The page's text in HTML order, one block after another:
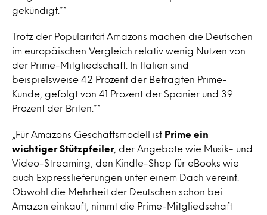
gekündigt.**
Trotz der Popularität Amazons machen die Deutschen
im europäischen Vergleich relativ wenig Nutzen von
der Prime-Mitgliedschaft. In Italien sind
beispielsweise 42 Prozent der Befragten Prime-
Kunde, gefolgt von 41 Prozent der Spanier und 39
Prozent der Briten.**
„Für Amazons Geschäftsmodell ist Prime ein
wichtiger Stützpfeiler, der Angebote wie Musik- und
Video-Streaming, den Kindle-Shop für eBooks wie
auch Expresslieferungen unter einem Dach vereint.
Obwohl die Mehrheit der Deutschen schon bei
Amazon einkauft, nimmt die Prime-Mitgliedschaft